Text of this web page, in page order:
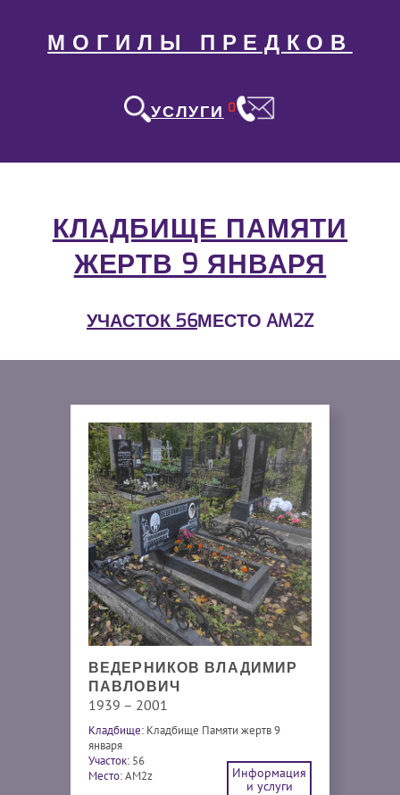
МОГИЛЫ ПРЕДКОВ
УСЛУГИ 0
КЛАДБИЩЕ ПАМЯТИ
ЖЕРТВ 9 ЯНВАРЯ
УЧАСТОК 56МЕСТО AM2Z
ВЕДЕРНИКОВ ВЛАДИМИР
ПАВЛОВИЧ
1939 – 2001
Кладбище: Кладбище Памяти жертв 9
января
Участок: 56
Место:AM2z
Информация
и услуги